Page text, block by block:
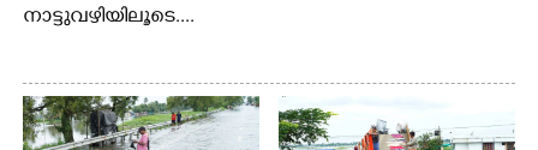
നാട്ടുവഴിയിലൂടെ....